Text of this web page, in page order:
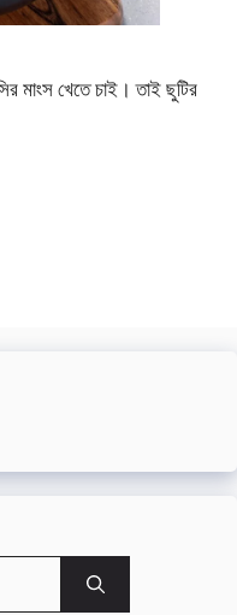
মাংস খেতে চাই। তাই ছুটির